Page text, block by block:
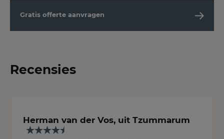
Gratis offerte aanvragen
Recensies
Herman van der Vos, uit Tzummarum